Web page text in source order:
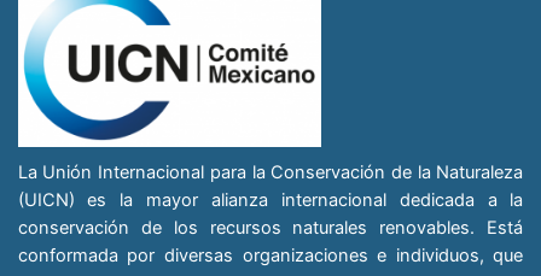
La Unión Internacional para la Conservación de la Naturaleza
(UICN) es la mayor alianza internacional dedicada a la
conservación de los recursos naturales renovables. Está
conformada por diversas organizaciones e individuos, que